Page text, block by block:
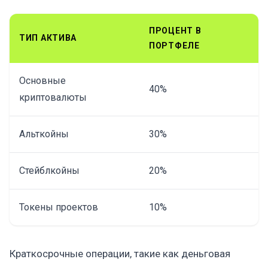
ТИП АКТИВА
ПРОЦЕНТ В
ПОРТФЕЛЕ
Основные
криптовалюты
40%
Альткойны 30%
Стейблкойны 20%
Токены проектов 10%
Краткосрочные операции, такие как деньговая